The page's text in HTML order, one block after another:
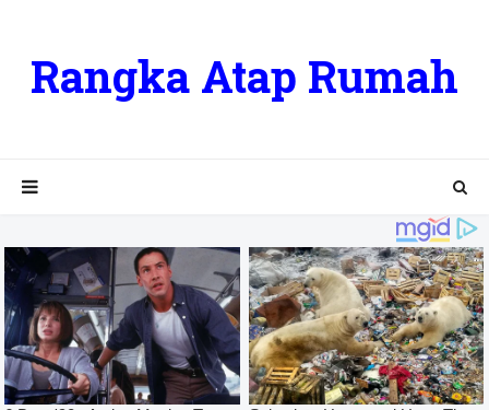
Rangka Atap Rumah